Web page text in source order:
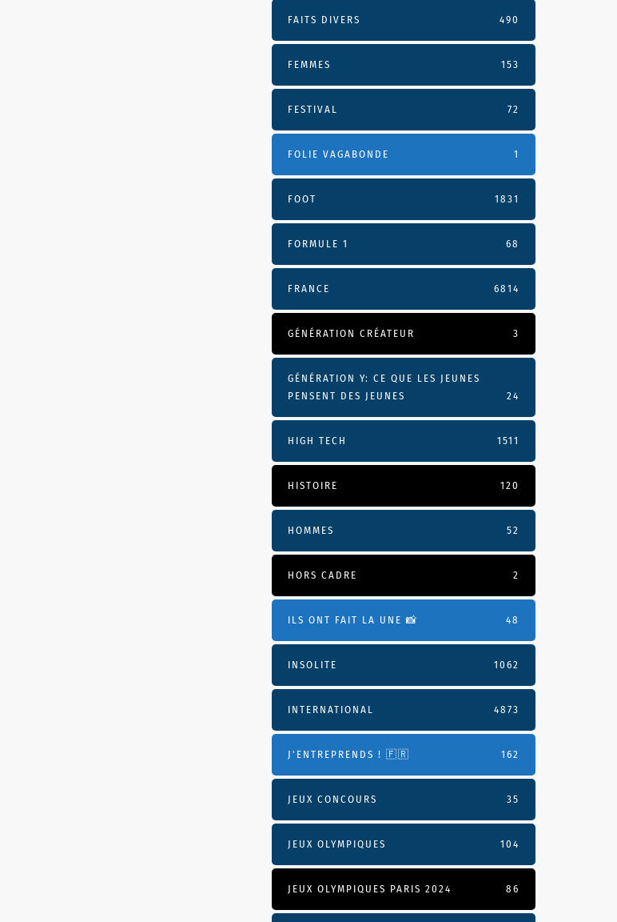
FAITS DIVERS 490
FEMMES 153
FESTIVAL 72
FOLIE VAGABONDE 1
FOOT 1831
FORMULE 1 68
FRANCE 6814
GÉNÉRATION CRÉATEUR 3
GÉNÉRATION Y: CE QUE LES JEUNES
PENSENT DES JEUNES
24
HIGH TECH 1511
HISTOIRE 120
HOMMES 52
HORS CADRE 2
ILS ONT FAIT LA UNE 📸 48
INSOLITE 1062
INTERNATIONAL 4873
J'ENTREPRENDS ! 🇫🇷 162
JEUX CONCOURS 35
JEUX OLYMPIQUES 104
JEUX OLYMPIQUES PARIS 2024 86